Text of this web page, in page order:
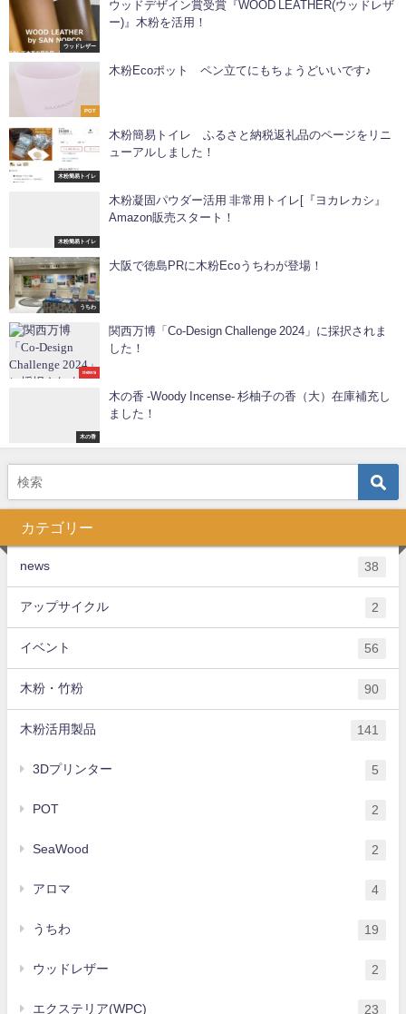
ウッドレザー
ウッドデザイン賞受賞『WOOD LEATHER(ウッドレザ
ー)』木粉を活用！
POT
木粉Ecoポット ペン立てにもちょうどいいです♪
木粉簡易トイレ
木粉簡易トイレ ふるさと納税返礼品のページをリニ
ューアルしました！
木粉簡易トイレ
木粉凝固パウダー活用 非常用トイレ[『ヨカレカシ』
Amazon販売スタート！
うちわ
大阪で徳島PRに木粉Ecoうちわが登場！
news
関西万博「Co-Design Challenge 2024」に採択されま
した！
木の香
木の香 -Woody Incense- 杉柚子の香（大）在庫補充し
ました！
カテゴリー
news 38
アップサイクル 2
イベント 56
木粉・竹粉 90
木粉活用製品 141
3Dプリンター 5
POT 2
SeaWood 2
アロマ 4
うちわ 19
ウッドレザー 2
エクステリア(WPC) 23